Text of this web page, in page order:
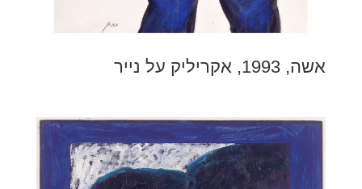
אשה, 1993, אקריליק על נייר